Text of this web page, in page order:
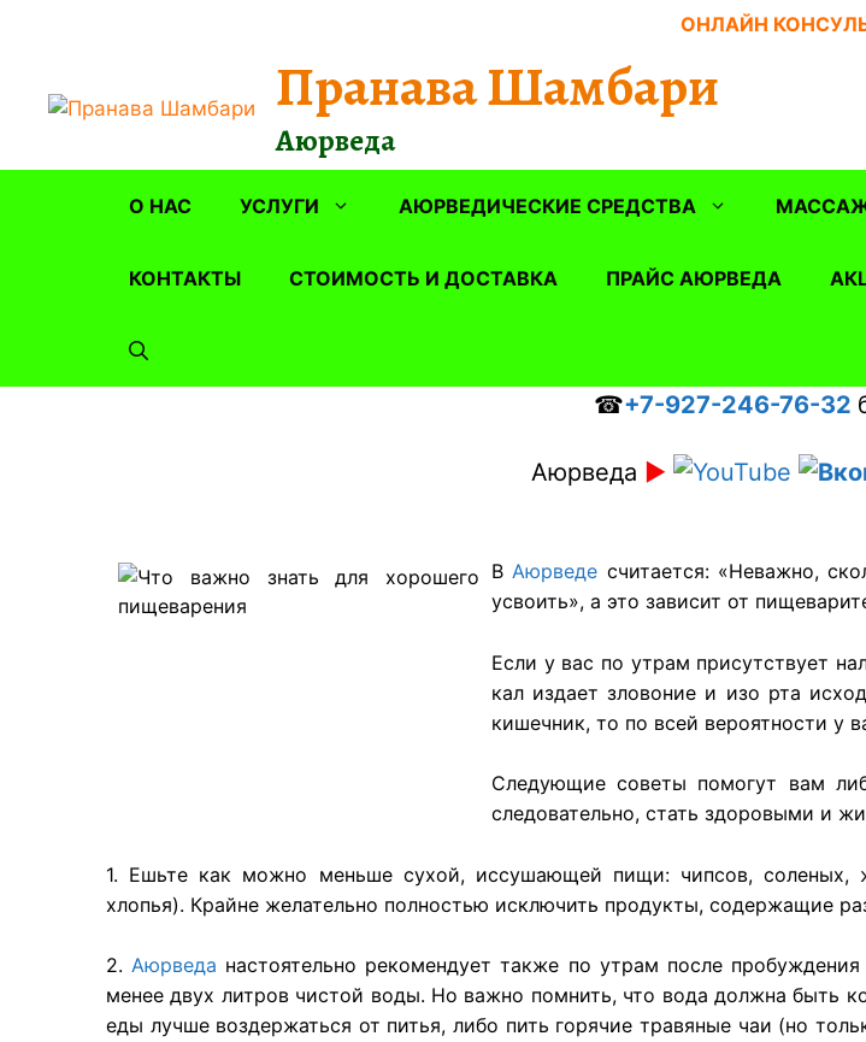
ОНЛАЙН
Пранава Шамбари
Аюрведа
О НАС УСЛУГИ АЮРВЕДИЧЕСКИЕ СРЕДСТВА
КОНТАКТЫ СТОИМОСТЬ И ДОСТАВКА ПРАЙС АЮРВЕДА
☎+7-927-246-76-32
Аюрведа ►
ВАюрведе считается: «Неважно,
усвоить», а это зависит от
Если у вас по утрам присутствует
кал издает зловоние и изо рта
кишечник, то по всей вероятности у
Следующие советы помогут вам
следовательно, стать здоровыми и
1. Ешьте как можно меньше сухой, иссушающей пищи: чипсов,соленых,
хлопья). Крайне желательно полностью исключить продукты, содержащие
2.Аюрведа настоятельно рекомендуеттакже по утрам после пробуждения
менее двух литров чистой воды. Но важно помнить, что вода должна быть
еды лучше воздержаться от питья,либо пить горячие травяные чаи (но